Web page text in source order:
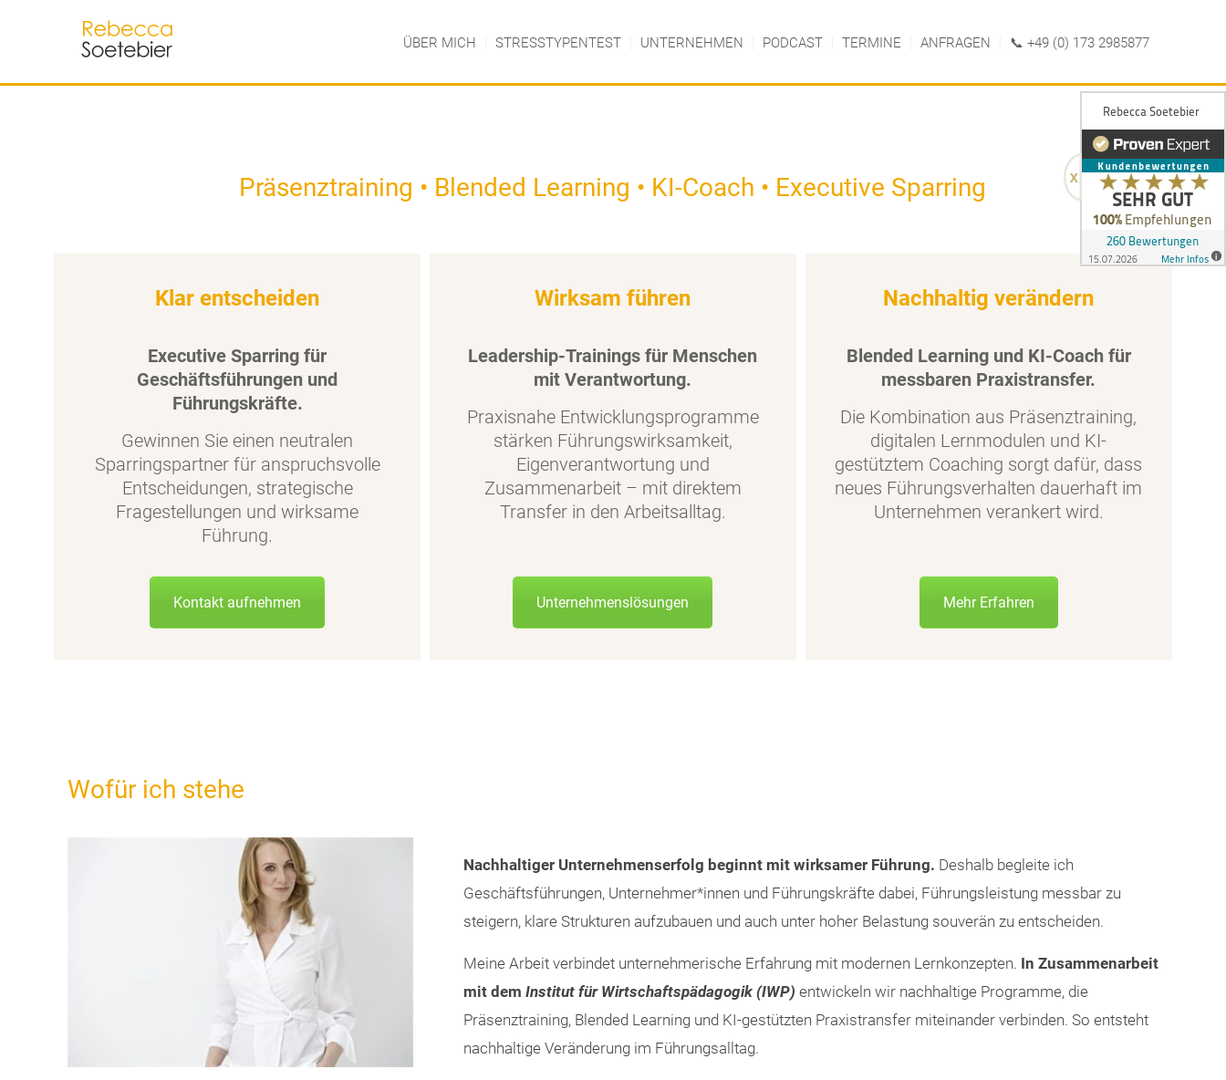
ÜBER MICH STRESSTYPENTEST UNTERNEHMEN PODCAST TERMINE ANFRAGEN 📞 +49 (0) 173 2985877
Präsenztraining • Blended Learning • KI-Coach • Executive Sparring
Klar entscheiden
Executive Sparring für
Geschäftsführungen und
Führungskräfte.
Gewinnen Sie einen neutralen
Sparringspartner für anspruchsvolle
Entscheidungen, strategische
Fragestellungen und wirksame
Führung.
Kontakt aufnehmen
Wirksam führen
Leadership-Trainings für Menschen
mit Verantwortung.
Praxisnahe Entwicklungsprogramme
stärken Führungswirksamkeit,
Eigenverantwortung und
Zusammenarbeit – mit direktem
Transfer in den Arbeitsalltag.
Unternehmens­lösungen
Nachhaltig verändern
Blended Learning und KI-Coach für
messbaren Praxistransfer.
Die Kombination aus Präsenztraining,
digitalen Lernmodulen und KI-
gestütztem Coaching sorgt dafür, dass
neues Führungsverhalten dauerhaft im
Unternehmen verankert wird.
Mehr Erfahren
Wofür ich stehe
Nachhaltiger Unternehmenserfolg beginnt mit wirksamer Führung. Deshalb begleite ich
Geschäftsführungen, Unternehmer*innen und Führungskräfte dabei, Führungsleistung messbar zu
steigern, klare Strukturen aufzubauen und auch unter hoher Belastung souverän zu entscheiden.
Meine Arbeit verbindet unternehmerische Erfahrung mit modernen Lernkonzepten. In Zusammenarbeit
mit dem Institut für Wirtschaftspädagogik (IWP) entwickeln wir nachhaltige Programme, die
Präsenztraining, Blended Learning und KI-gestützten Praxistransfer miteinander verbinden. So entsteht
nachhaltige Veränderung im Führungsalltag.